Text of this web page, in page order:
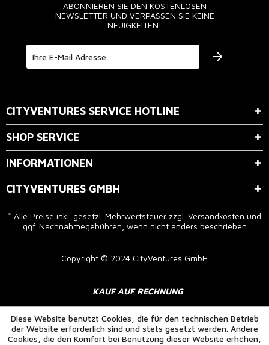
ABONNIEREN SIE DEN KOSTENLOSEN
NEWSLETTER UND VERPASSEN SIE KEINE
NEUIGKEITEN!
CITYVENTURES SERVICE HOTLINE
SHOP SERVICE
INFORMATIONEN
CITYVENTURES GMBH
* Alle Preise inkl. gesetzl. Mehrwertsteuer zzgl. Versandkosten und
ggf. Nachnahmegebühren, wenn nicht anders beschrieben
Copyright © 2024 CityVentures GmbH
KAUF AUF RECHNUNG
Diese Website benutzt Cookies, die für den technischen Betrieb
der Website erforderlich sind und stets gesetzt werden. Andere
Cookies, die den Komfort bei Benutzung dieser Website erhöhen,